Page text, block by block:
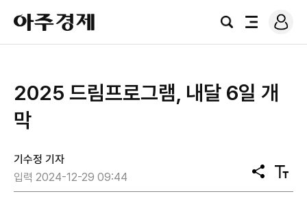
아
주
경
검
전
로
그
2025 드림프로그램, 내달 6일 개
막
기수정 기자
입력 2024-12-29 09:44
공
유
텍
스